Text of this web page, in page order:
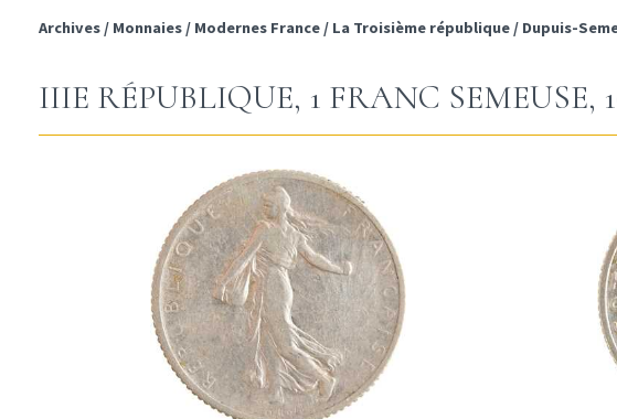
Archives / Monnaies / Modernes France / La Troisième république / Dupuis-
IIIE RÉPUBLIQUE, 1 FRANC SEMEUSE,